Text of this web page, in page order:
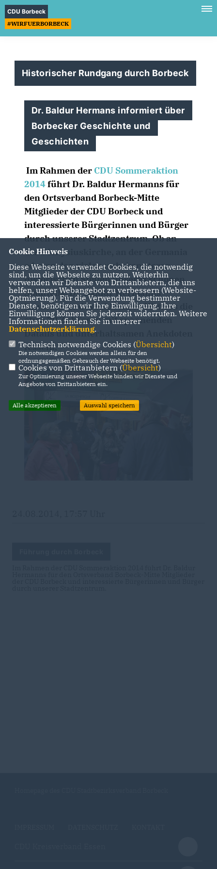
CDU Borbeck
#WIRFUERBORBECK
Historischer Rundgang durch Borbeck
Dr. Baldur Hermans informiert über
Borbecker Geschichte und
Geschichten
Im Rahmen der CDU Sommeraktion
2014führt Dr. Baldur Hermanns für
den Ortsverband Borbeck-Mitte
Mitglieder der CDU Borbeck und
interessierte Bürgerinnen und Bürger
durch unserer Stadtzentrum. Ob an
der Dionysiuskirche, an der Germania
oder an den vielen unbekannteren
historischen Stellen unseres schönen
Stadtteils, Dr. Baldur Hermanns
konnte trotz des schlechten Wetters die
etwa 20 Zuhörern mit spannenden
Datails und unterhaltsamen Anekdoten
fesseln.
Cookie Hinweis
Diese Webseite verwendet Cookies, die notwendig
sind, um die Webseite zu nutzen. Weiterhin
verwenden wir Dienste von Drittanbietern, die uns
helfen, unser Webangebot zu verbessern (Website-
Optmierung). Für die Verwendung bestimmter
Dienste, benötigen wir Ihre Einwilligung. Ihre
Einwilligung können Sie jederzeit widerrufen. Weitere
Informationen finden Sie in unserer
Datenschutzerklärung.
Technisch notwendige Cookies (Übersicht)
Die notwendigen Cookies werden allein für den
ordnungsgemäßen Gebrauch der Webseite benötigt.
Cookies von Drittanbietern (Übersicht)
Zur Optimierung unserer Webseite binden wir Dienste und
Angebote von Drittanbietern ein.
Alle akzeptieren Auswahl speichern